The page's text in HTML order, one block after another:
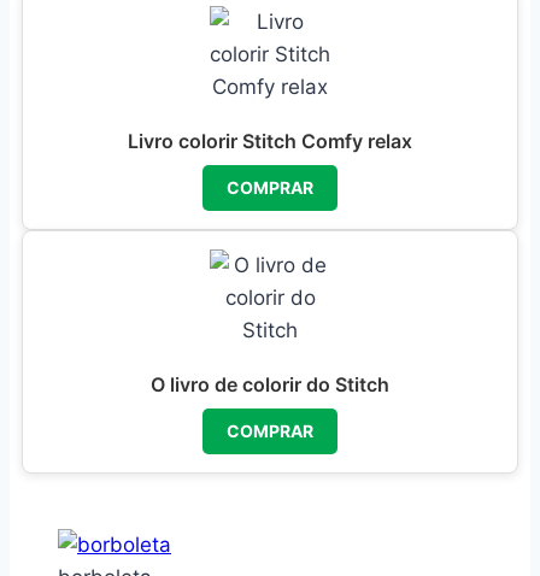
Livro colorir Stitch Comfy relax
COMPRAR
O livro de colorir do Stitch
COMPRAR